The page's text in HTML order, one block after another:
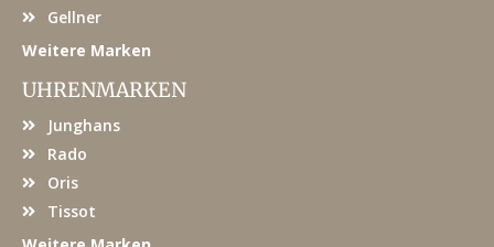
Gellner
Weitere Marken
UHRENMARKEN
Junghans
Rado
Oris
Tissot